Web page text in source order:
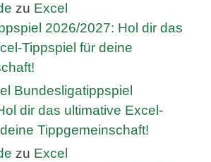
zu Excel
2026/2027: Hol dir das
Tippspiel für deine
Bundesligatippspiel
dir das ultimative Excel-
Tippgemeinschaft!
zu Excel